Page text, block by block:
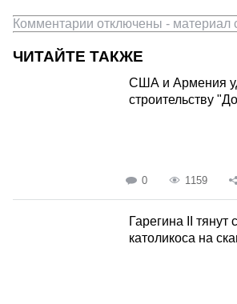
Комментарии отключены - материал
ЧИТАЙТЕ ТАКЖЕ
США и Армения
строительству
0 1159
Гарегина II тянут
католикоса на